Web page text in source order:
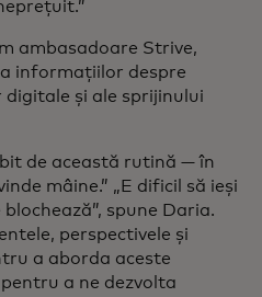
ambasadoare Strive,
informațiilor despre
și ale sprijinului
de această rutină — în
mâine.” „E dificil să ieși
spune Daria.
perspectivele și
a aborda aceste
a ne dezvolta